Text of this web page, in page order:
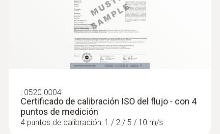
: 0520 0004
Certificado de calibración ISO del flujo - con 4
puntos de medición
4 puntos de calibración: 1 / 2 / 5 / 10 m/s